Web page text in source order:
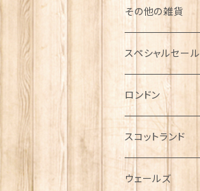
その他の雑貨
ミニカー
チャーム
犬グッズ
傘
スペシャルセール
ロンドン
スコットランド
ウェールズ